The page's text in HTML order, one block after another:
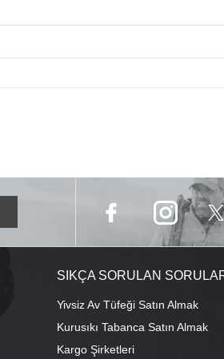
SIKÇA SORULAN
Yivsiz Av Tüfeği Satın Almak
Kurusıkı Tabanca Satın Almak
Kargo Şirketleri